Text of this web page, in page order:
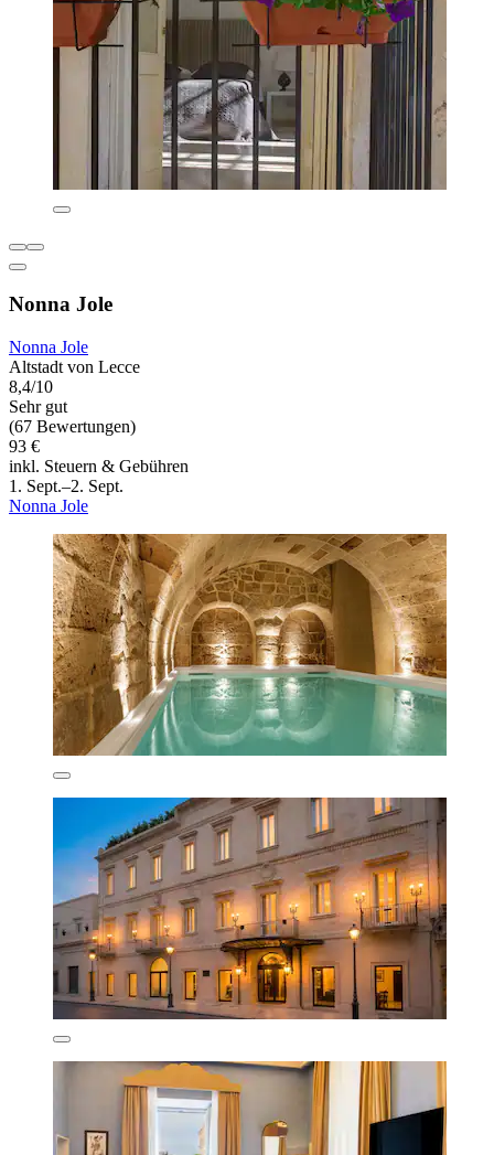
Nonna Jole
Nonna Jole
Altstadt von Lecce
8,4/10
Sehr gut
(67 Bewertungen)
93 €
inkl. Steuern & Gebühren
1. Sept.–2. Sept.
Nonna Jole